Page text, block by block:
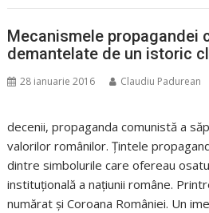
Mecanismele propagandei
demantelate de un istoric
28 ianuarie 2016 Claudiu Padurean
decenii, propaganda comunistă a
valorilor românilor. Țintele
dintre simbolurile care ofereau
instituțională a națiunii române.
numărat și Coroana României. Un